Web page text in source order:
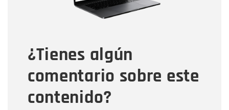
¿Tienes algún
comentario sobre este
contenido?
Tipo de comentario
Mensaje